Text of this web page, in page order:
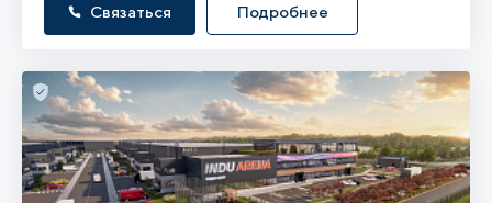
Связаться Подробнее